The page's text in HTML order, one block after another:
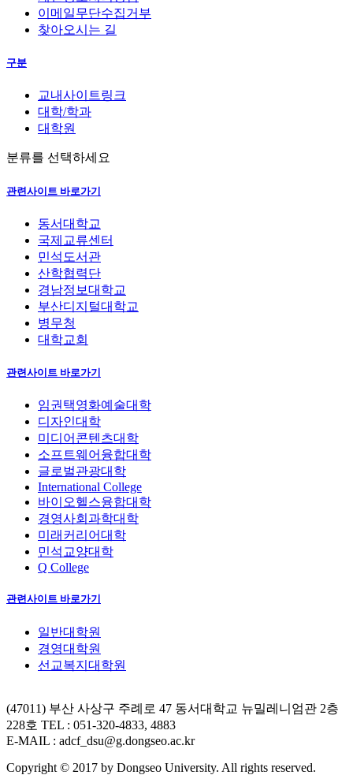
이메일무단수집거부
찾아오시는 길
구분
교내사이트링크
대학/학과
대학원
분류를 선택하세요
관련사이트 바로가기
동서대학교
국제교류센터
민석도서관
산학협력단
경남정보대학교
부산디지털대학교
병무청
대학교회
관련사이트 바로가기
임권택영화예술대학
디자인대학
미디어콘텐츠대학
소프트웨어융합대학
글로벌관광대학
International College
바이오헬스융합대학
경영사회과학대학
미래커리어대학
민석교양대학
Q College
관련사이트 바로가기
일반대학원
경영대학원
선교복지대학원
(47011) 부산 사상구 주례로 47 동서대학교 뉴밀레니엄관 2층
228호 TEL : 051-320-4833, 4883
E-MAIL : adcf_dsu@g.dongseo.ac.kr
Copyright © 2017 by Dongseo University. All rights reserved.